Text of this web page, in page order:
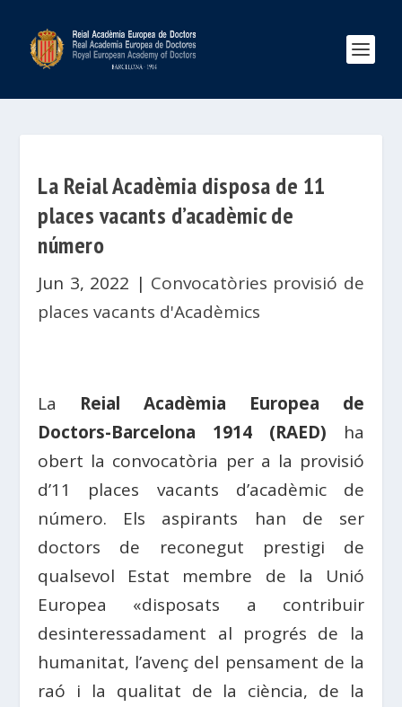
La Reial Acadèmia disposa de 11
places vacants d’acadèmic de
número
Jun 3, 2022 | Convocatòries provisió de
places vacants d'Acadèmics
La Reial Acadèmia Europea de
Doctors-Barcelona 1914 (RAED) ha
obert la convocatòria per a la provisió
d’11 places vacants d’acadèmic de
número. Els aspirants han de ser
doctors de reconegut prestigi de
qualsevol Estat membre de la Unió
Europea «disposats a contribuir
desinteressadament al progrés de la
humanitat, l’avenç del pensament de la
raó i la qualitat de la ciència, de la